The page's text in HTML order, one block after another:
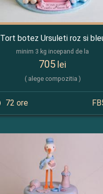
Tort botez Ursuleti roz si
minim 3 kg incepand de la
705 lei
( alege compozitia )
72 ore